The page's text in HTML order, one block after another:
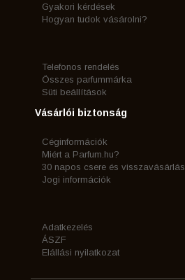
Gyakori kérdések
Hogyan tudok vásárolni?
Telefonos rendelés
Összes parfummárka
Süti beállítások
Vásárlói biztonság
Céginformációk
Miért a Parfum.hu?
30 napos csere és visszavásárlás
Jogi információk
Adatkezelés
ÁSZF
Elállási nyilatkozat